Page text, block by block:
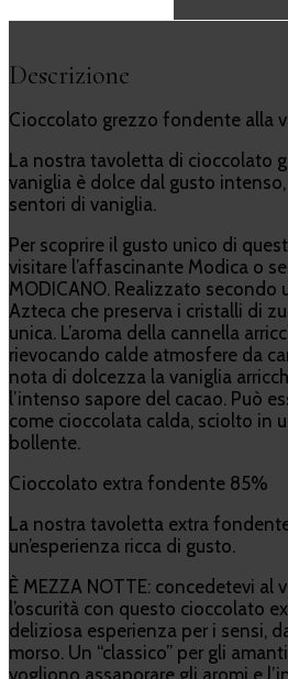
Descrizione
Cioccolato grezzo fondente alla
La nostra tavoletta di cioccolato
vaniglia è dolce dal gusto
sentori di vaniglia.
Per scoprire il gusto unico di
visitare l’affascinante Modica o
MODICANO. Realizzato
Azteca che preserva i cristalli di
unica. L’aroma della cannella
rievocando calde atmosfere da
nota di dolcezza la vaniglia
l’intenso sapore del cacao. Può
come cioccolata calda, sciolto in
bollente.
Cioccolato extra fondente 85%
La nostra tavoletta extra
un’esperienza ricca di gusto.
È MEZZA NOTTE: concedetevi al
l’oscurità con questo cioccolato
deliziosa esperienza per i sensi,
morso. Un “classico” per gli
vogliono assaporare gli aromi e